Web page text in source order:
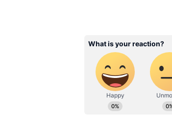
Related Articles
Vaibhav
అంటే ఇలా